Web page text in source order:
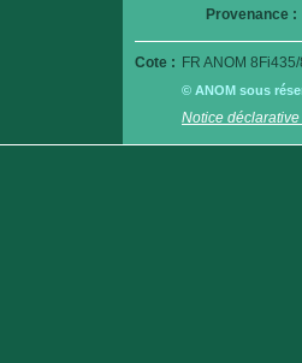
Provenance :
Cote : FR ANOM
© ANOM sous
Notice